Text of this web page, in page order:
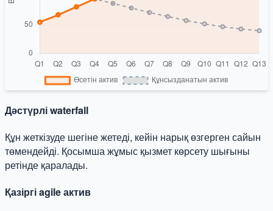
Дәстүрлі waterfall
Құн жеткізуде шегіне жетеді, кейін нарық өзгерген сайын
төмендейді. Қосымша жұмыс қызмет көрсету шығыны
ретінде қаралады.
Қазіргі agile актив